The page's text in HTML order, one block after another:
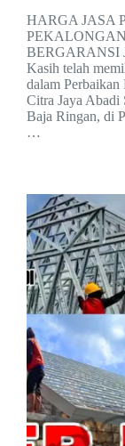
HARGA JASA
BERGARANSI
Kasih telah
dalam Perbaikan
Citra Jaya Abadi
Baja Ringan, di
…